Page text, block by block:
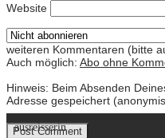
Website
weiteren Kommentaren (bitte
Auch möglich: Abo ohne
Hinweis: Beim Absenden
Adresse gespeichert
ausreisserin